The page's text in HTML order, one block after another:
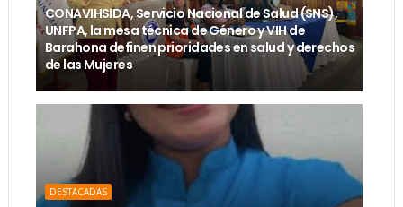
CONAVIHSIDA, Servicio Nacional de Salud (SNS),
UNFPA, la mesa técnica de Género y VIH de
Barahona definen prioridades en salud y derechos
de las Mujeres
DESTACADAS